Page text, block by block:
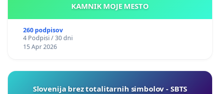
KAMNIK MOJE MESTO
260 podpisov
4 Podpisi / 30 dni
15 Apr 2026
Slovenija brez totalitarnih simbolov - SBTS